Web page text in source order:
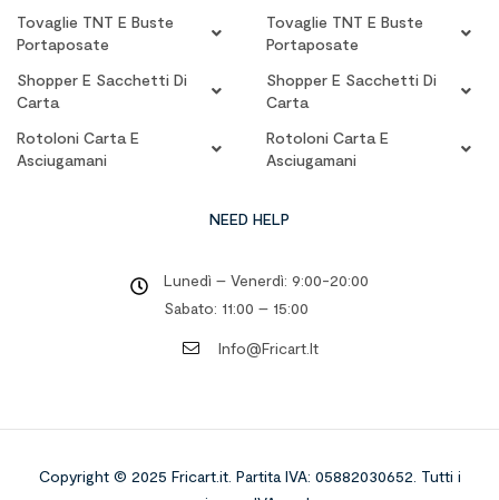
Tovaglie TNT E Buste
Portaposate
Shopper E Sacchetti Di
Carta
Rotoloni Carta E
Asciugamani
Tovaglie TNT E Buste
Portaposate
Shopper E Sacchetti Di
Carta
Rotoloni Carta E
Asciugamani
NEED HELP
Lunedì – Venerdì: 9:00-20:00
Sabato: 11:00 – 15:00
Info@fricart.it
Copyright © 2025 Fricart.it. Partita IVA: 05882030652. Tutti i